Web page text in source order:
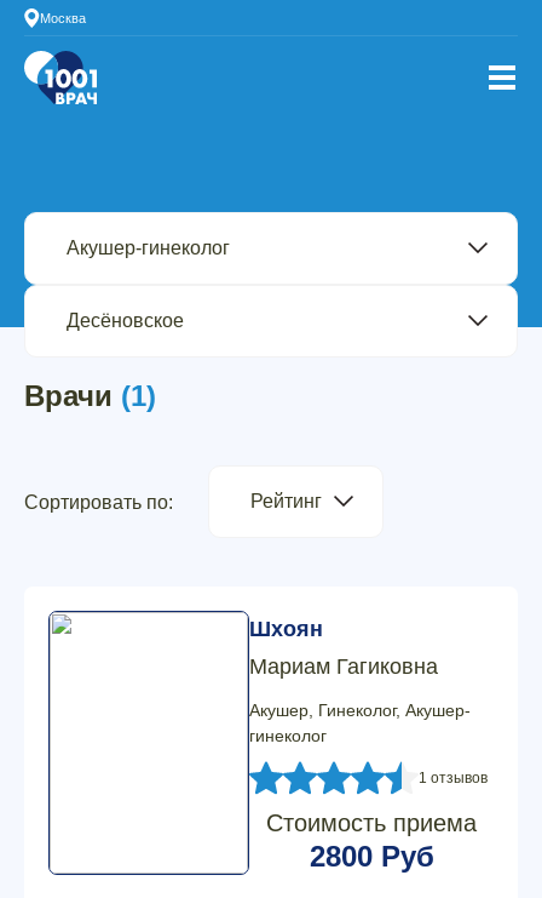
Москва
Врачи (1)
Сортировать по: Рейтинг
Шхоян
Мариам Гагиковна
Акушер, Гинеколог, Акушер-
гинеколог
1 отзывов
Стоимость приема
2800 Руб